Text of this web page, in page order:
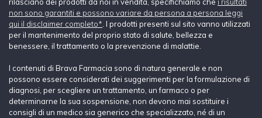
non sono garantiti e possono variare da persona a persona leggi
qui il disclaimer completo* . I prodotti presenti sul sito vanno utilizzati
per il mantenimento del proprio stato di salute, bellezza e
benessere, il trattamento o la prevenzione di malattie.
I contenuti di Brava Farmacia sono di natura generale e non
possono essere considerati dei suggerimenti per la formulazione di
diagnosi, per scegliere un trattamento, un farmaco o per
determinarne la sua sospensione, non devono mai sostituire i
consigli di un medico sia generico che specializzato, né di un